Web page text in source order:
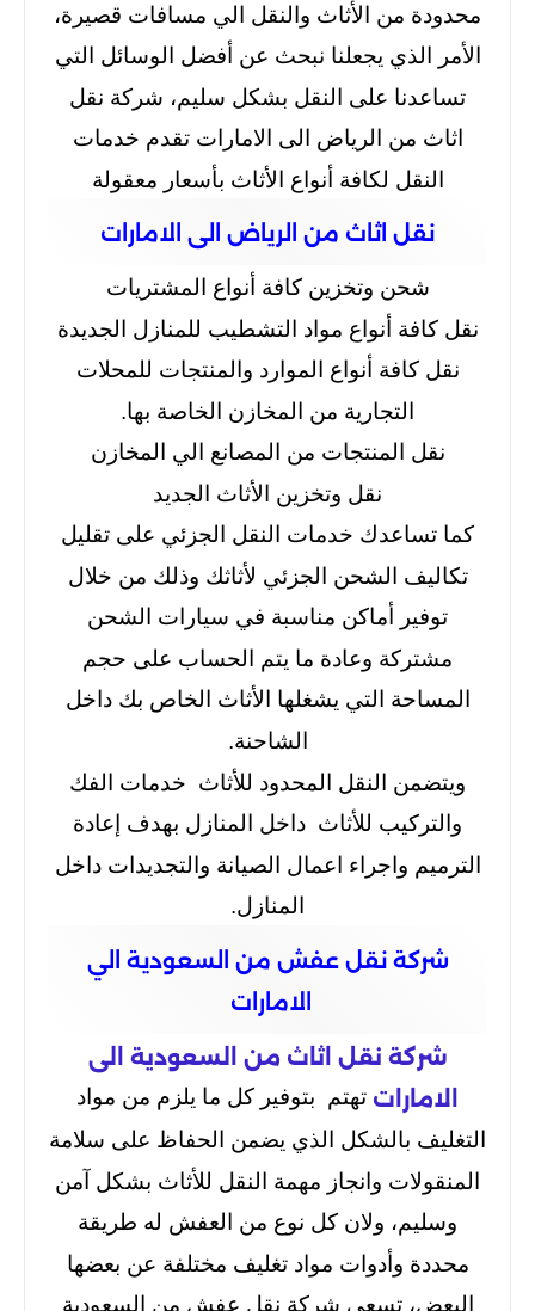
محدودة من الأثاث والنقل الي مسافات قصيرة،
الأمر الذي يجعلنا نبحث عن أفضل الوسائل التي
تساعدنا على النقل بشكل سليم، شركة نقل
اثاث من الرياض الى الامارات تقدم خدمات
النقل لكافة أنواع الأثاث بأسعار معقولة
نقل اثاث من الرياض الى الامارات
شحن وتخزين كافة أنواع المشتريات
نقل كافة أنواع مواد التشطيب للمنازل الجديدة
نقل كافة أنواع الموارد والمنتجات للمحلات
التجارية من المخازن الخاصة بها.
نقل المنتجات من المصانع الي المخازن
نقل وتخزين الأثاث الجديد
كما تساعدك خدمات النقل الجزئي على تقليل
تكاليف الشحن الجزئي لأثاثك وذلك من خلال
توفير أماكن مناسبة في سيارات الشحن
مشتركة وعادة ما يتم الحساب على حجم
المساحة التي يشغلها الأثاث الخاص بك داخل
الشاحنة.
ويتضمن النقل المحدود للأثاث خدمات الفك
والتركيب للأثاث داخل المنازل بهدف إعادة
الترميم واجراء اعمال الصيانة والتجديدات داخل
المنازل.
شركة نقل عفش من السعودية الي
الامارات
شركة نقل اثاث من السعودية الى
الامارات تهتم بتوفير كل ما يلزم من مواد
التغليف بالشكل الذي يضمن الحفاظ على سلامة
المنقولات وانجاز مهمة النقل للأثاث بشكل آمن
وسليم، ولان كل نوع من العفش له طريقة
محددة وأدوات مواد تغليف مختلفة عن بعضها
البعض، تسعي شركة نقل عفش من السعودية